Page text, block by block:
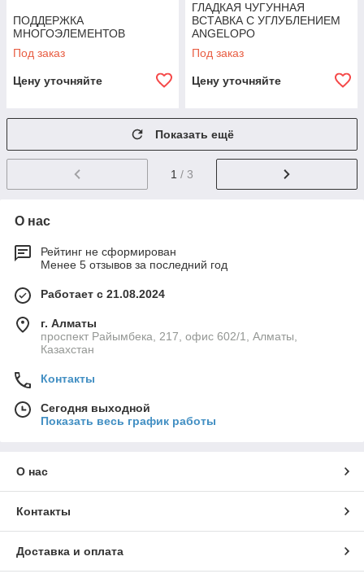
ПОДДЕРЖКА
МНОГОЭЛЕМЕНТОВ
Под заказ
Цену уточняйте
ГЛАДКАЯ ЧУГУННАЯ
ВСТАВКА С УГЛУБЛЕНИЕМ
ANGELOPO
Под заказ
Цену уточняйте
Показать ещё
1 / 3
О нас
Рейтинг не сформирован
Менее 5 отзывов за последний год
Работает с 21.08.2024
г. Алматы
проспект Райымбека, 217, офис 602/1, Алматы,
Казахстан
Контакты
Сегодня выходной
Показать весь график работы
О нас
Контакты
Доставка и оплата